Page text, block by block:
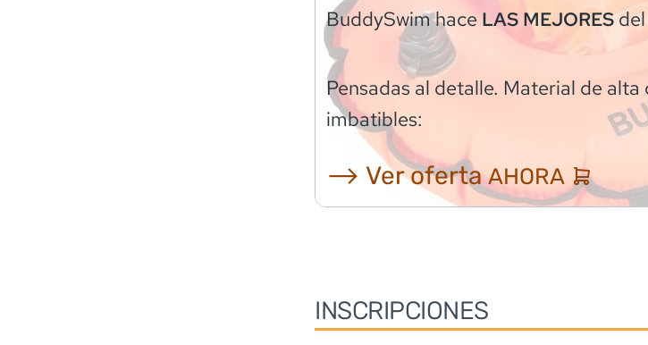
BuddySwimhaceLAS MEJORESdel
Pensadas al detalle. Material de alta
imbatibles:
⟶ Ver ofertaAHORA
INSCRIPCIONES